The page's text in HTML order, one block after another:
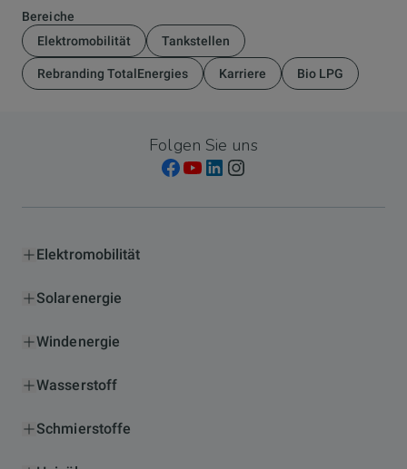
Bereiche
Elektromobilität
Tankstellen
Rebranding TotalEnergies Karriere Bio LPG
Folgen Sie uns
Elektromobilität
Solarenergie
Windenergie
Wasserstoff
Schmierstoffe